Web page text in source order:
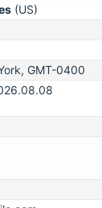
(US)
GMT-0400